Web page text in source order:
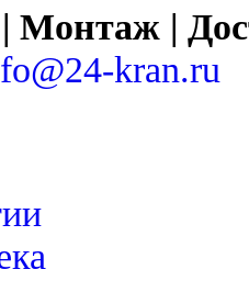
| Монтаж |
kran.ru